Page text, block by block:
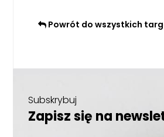
Powrót do wszystkich
Subskrybuj
Zapisz się na